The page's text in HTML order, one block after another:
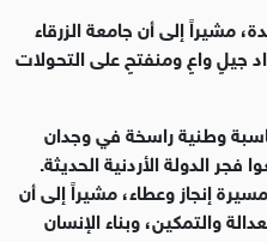
مشيراً إلى أن جامعة الزرقاء
جيلٍ واعٍ ومنفتحٍ على التحولات
وطنية راسخة في وجدان
فجر الدولة الأردنية الحديثة.
إنجاز وعطاء، مشيراً إلى أن
والتمكين، وبناء الإنسان